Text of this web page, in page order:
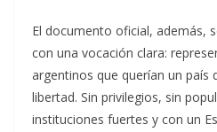
El documento oficial, además,
con una vocación clara:
argentinos que querían un país
libertad. Sin privilegios, sin
instituciones fuertes y con un